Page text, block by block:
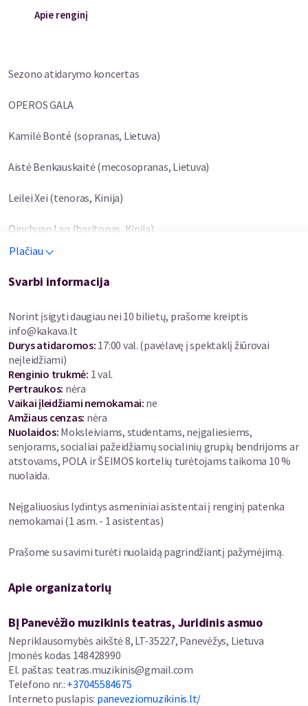
Apie renginį
Sezono atidarymo koncertas
OPEROS GALA
Kamilė Bonté (sopranas, Lietuva)
Aistė Benkauskaitė (mecosopranas, Lietuva)
Leilei Xei (tenoras, Kinija)
Qinchuan Lan (baritonas, Kinija)
Panevėžio muzikinio teatro orkestras
Vyr. dirigentas Erki Pehk
32-ąjį sezoną Panevėžio muzikinis teatras pradeda iškilmingu
OPEROS GALA koncertu, kviečiančiu pasinerti į įspūdingą operos
pasaulį. Vakaro programoje skambės žymiausių pasaulio
kompozitorių kūriniai – nuo elegantiškų W. A. Mozarto melodijų
iki aistringų G. Puccini, F. Cilea ir kitų operos meistrų muzikinių
šedevrų.
Scenoje susitiks talentingi Lietuvos ir užsienio solistai bei
Panevėžio muzikinio teatro orkestras. Klausytojų laukia
ryškiausi operų fragmentai, atskleidžiantys meilės, ilgesio,
džiaugsmo ir dramatiškų likimo posūkių istorijas.
operos gerbėjams, tiek ir tiems, kurie šį žanrą atranda pirmą
kartą.
Plačiau
Svarbi informacija
Norint įsigyti daugiau nei 10 bilietų, prašome kreiptis
info@kakava.lt
Durys atidaromos: 17:00 val. (pavėlavę į spektaklį žiūrovai
neįleidžiami)
Renginio trukmė: 1 val.
Pertraukos: nėra
Vaikai įleidžiami nemokamai: ne
Amžiaus cenzas: nėra
Nuolaidos: Moksleiviams, studentams, neįgaliesiems,
senjorams, socialiai pažeidžiamų socialinių grupių bendrijoms ar
atstovams, POLA ir ŠEIMOS kortelių turėtojams taikoma 10 %
nuolaida.
Neįgaliuosius lydintys asmeniniai asistentai į renginį patenka
nemokamai (1 asm. - 1 asistentas)
Prašome su savimi turėti nuolaidą pagrindžiantį pažymėjimą.
Apie organizatorių
BĮ Panevėžio muzikinis teatras, Juridinis asmuo
Nepriklausomybės aikštė 8, LT-35227, Panevėžys, Lietuva
Įmonės kodas 148428990
El. paštas: teatras.muzikinis@gmail.com
Telefono nr.: +37045584675
Interneto puslapis: paneveziomuzikinis.lt/